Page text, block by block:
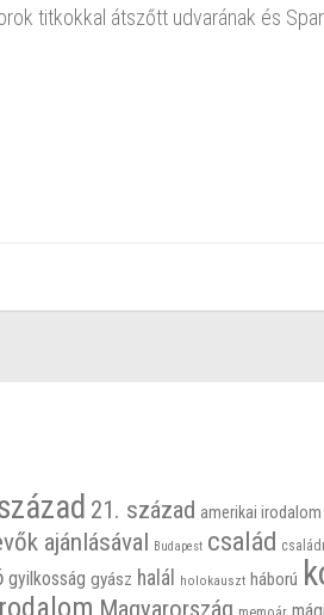
titkokkal átszőtt udvarának és
21. század amerikai irodalom
ajánlásával Budapest család
gyilkosság gyász halál holokauszt háború
Magyarország